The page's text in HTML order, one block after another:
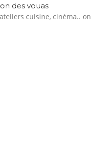
des vouas
cuisine, cinéma.. on